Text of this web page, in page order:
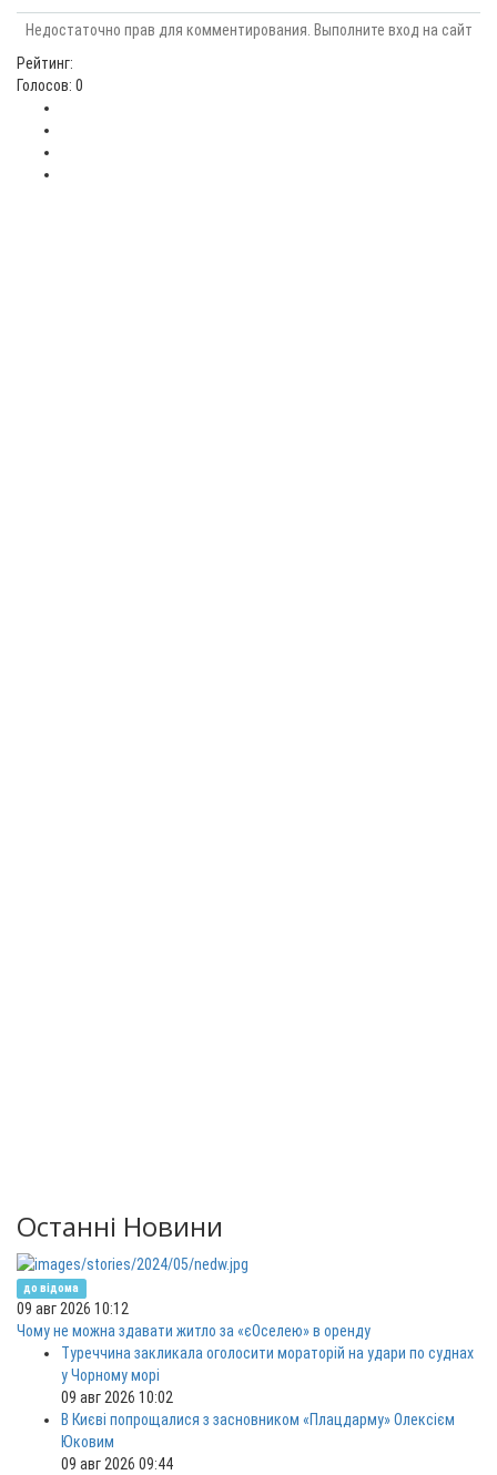
Недостаточно прав для комментирования. Выполните вход на сайт
Рейтинг:
Голосов: 0
Останні Новини
до відома
09 авг 2026 10:12
Чому не можна здавати житло за «єОселею» в оренду
Туреччина закликала оголосити мораторій на удари по суднах
у Чорному морі
09 авг 2026 10:02
В Києві попрощалися з засновником «Плацдарму» Олексієм
Юковим
09 авг 2026 09:44